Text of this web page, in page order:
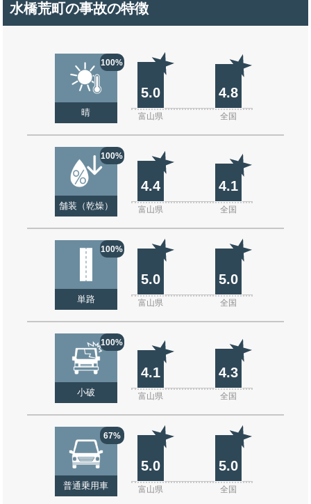
水橋荒町の事故の特徴
100%
晴
5.0 4.8
富山県 全国
100%
舗装（乾燥）
4.4 4.1
富山県 全国
100%
単路
5.0 5.0
富山県 全国
100%
小破
4.1 4.3
富山県 全国
67%
普通乗用車
5.0 5.0
富山県 全国